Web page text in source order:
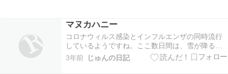
マヌカハニー
コロナウィルス感染とインフルエンザの同時流行
しているようですね。ここ数日間は、雪が降るな
ど気温が低下しているので、気温の低下→体温の
低下→免疫力が低下→コロナとインフルエンザの
3年前 じゅんの日記